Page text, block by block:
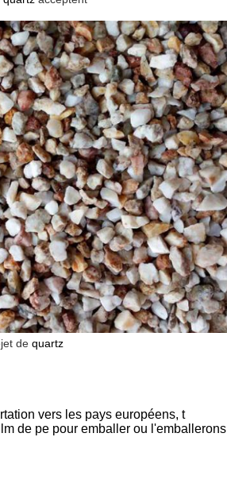
dequartz
vers les pays européens, t
de pe pour emballer ou l'emballerons